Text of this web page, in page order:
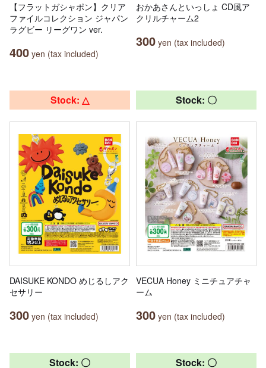
【フラットガシャポン】クリア
ファイルコレクション ジャパン
ラグビー リーグワン ver.
400 yen (tax included)
おかあさんといっしょ CD風ア
クリルチャーム2
300 yen (tax included)
Stock: △
DAISUKE KONDO めじるしアク
セサリー
300 yen (tax included)
Stock: 〇
VECUA Honey ミニチュアチャ
ーム
300 yen (tax included)
Stock: 〇 Stock: 〇